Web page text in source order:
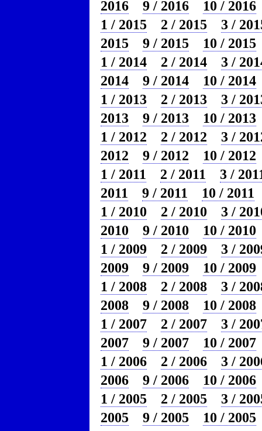
2016
9 / 2016
10 / 2016
1 / 2015
2 / 2015
3 /
2015
9 / 2015
10 / 2015
1 / 2014
2 / 2014
3 /
2014
9 / 2014
10 / 2014
1 / 2013
2 / 2013
3 /
2013
9 / 2013
10 / 2013
1 / 2012
2 / 2012
3 /
2012
9 / 2012
10 / 2012
1 / 2011
2 / 2011
3 /
2011
9 / 2011
10 / 2011
1 / 2010
2 / 2010
3 /
2010
9 / 2010
10 / 2010
1 / 2009
2 / 2009
3 /
2009
9 / 2009
10 / 2009
1 / 2008
2 / 2008
3 /
2008
9 / 2008
10 / 2008
1 / 2007
2 / 2007
3 /
2007
9 / 2007
10 / 2007
1 / 2006
2 / 2006
3 /
2006
9 / 2006
10 / 2006
1 / 2005
2 / 2005
3 /
2005
9 / 2005
10 / 2005